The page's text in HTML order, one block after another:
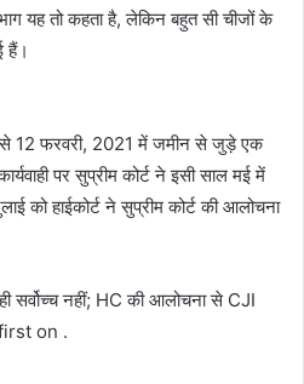
यह तो कहता है, लेकिन बहुत सी चीजों के
हैं।
से 12 फरवरी, 2021 में जमीन से जुड़े एक
पर सुप्रीम कोर्ट ने इसी साल मई में
को हाईकोर्ट ने सुप्रीम कोर्ट की आलोचना
नहीं; HC की आलोचना से CJI
on .